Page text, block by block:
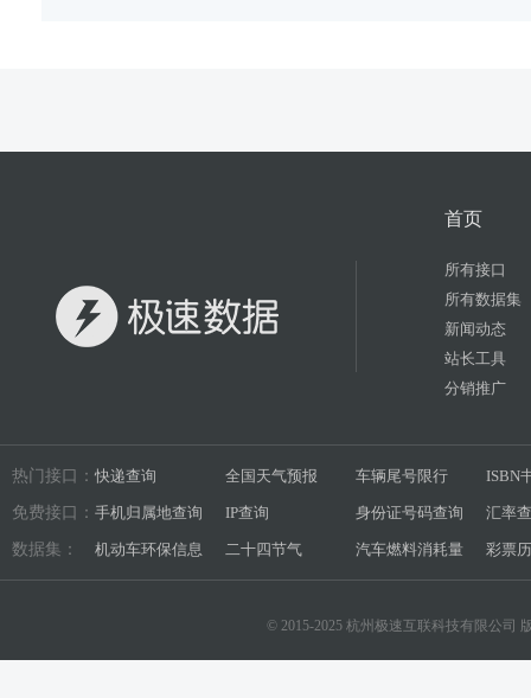
首页
所有接口
所有数据集
新闻动态
站长工具
分销推广
热门接口： 快递查询 全国天气预报 车辆尾号限行 ISBN
免费接口： 手机归属地查询 IP查询 身份证号码查询 汇率
数据集： 机动车环保信息 二十四节气 汽车燃料消耗量 彩票
© 2015-2025 杭州极速互联科技有限公司